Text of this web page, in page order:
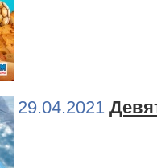
29.04.2021